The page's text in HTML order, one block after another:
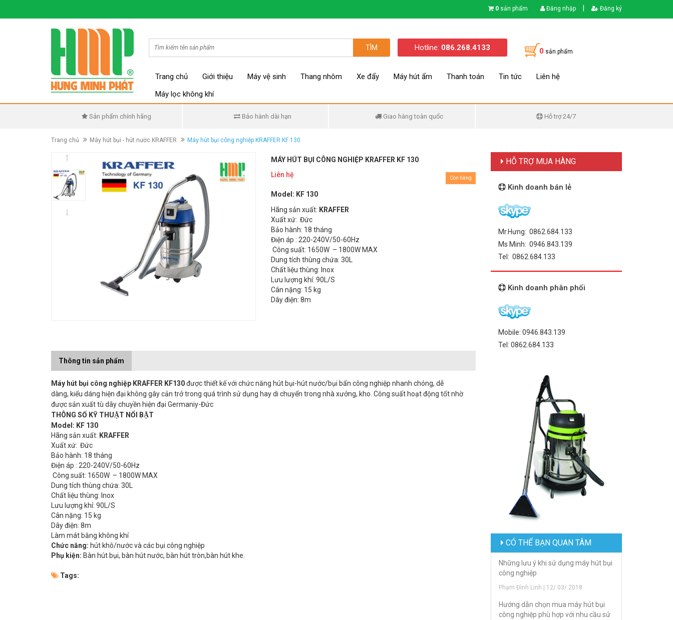
0 sản phẩm Đăng nhập Đăng ký
TÌM Hotline: 086.268.4133 0 sản phẩm
Trang chủ Giới thiệu Máy vệ sinh Thang nhôm Xe đẩy Máy hút ẩm Thanh toán Tin tức
Liên hệ
Máy lọc không khí
Sản phẩm chính hãng Bảo hành dài hạn Giao hàng toàn quốc Hỗ trợ 24/7
Trang chủ Máy hút bụi - hút nước KRAFFER Máy hút bụi công nghiệp KRAFFER KF 130
MÁY HÚT BỤI CÔNG NGHIỆP KRAFFER KF 130
Liên hệ
Còn hàng
Model: KF 130
Hãng sản xuất: KRAFFER
Xuất xứ: Đức
Bảo hành: 18 tháng
Điện áp : 220-240V/50-60Hz
Công suất: 1650W – 1800W MAX
Dung tích thùng chứa: 30L
Chất liệu thùng: Inox
Lưu lượng khí: 90L/S
Cân nặng: 15 kg
Dây điện: 8m
Thông tin sản phẩm
Máy hút bụi công nghiệp KRAFFER KF130được thiết kế với chức năng hút bụi-hút nước/bụi bẩn công nghiệp nhanh chóng, dễ
dàng, kiểu dáng hiện đại không gây cản trở trong quá trình sử dụng hay di chuyển trong nhà xưởng, kho. Công suất hoạt động tốt nhờ
được sản xuất tù dây chuyền hiện đại Germaniy-Đức
THÔNG SỐ KỸ THUẬT NỔI BẬT
Model: KF 130
Hãng sản xuất: KRAFFER
Xuất xứ: Đức
Bảo hành: 18 tháng
Điện áp : 220-240V/50-60Hz
Công suất: 1650W – 1800W MAX
Dung tích thùng chứa: 30L
Chất liệu thùng: Inox
Lưu lượng khí: 90L/S
Cân nặng: 15 kg
Dây điện: 8m
Làm mát bằng không khí
Chức năng: hút khô/nước và các bụi công nghiệp
Phụ kiện: Bàn hút bụi, bàn hút nước, bàn hút tròn,bàn hút khe.
Tags:
HỖ TRỢ MUA HÀNG
Kinh doanh bán lẻ
Mr.Hưng: 0862.684.133
Ms Minh: 0946.843.139
Tel: 0862.684.133
Kinh doanh phân phối
Mobile: 0946.843.139
Tel: 0862.684.133
CÓ THỂ BẠN QUAN TÂM
Những lưu ý khi sử dụng máy hút bụi
công nghiệp
Phạm Đình Linh | 12/ 03/ 2018
Hướng dẫn chọn mua máy hút bụi
công nghiệp phù hợp với nhu cầu sử